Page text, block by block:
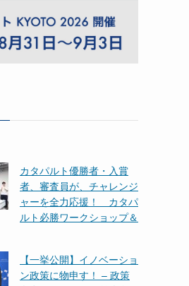
カタパルト優勝者・入賞
者、審査員が、チャレンジ
ャーを全力応援！ カタパ
ルト必勝ワークショップ＆
【一挙公開】イノベーショ
ン政策に物申す！ – 政策